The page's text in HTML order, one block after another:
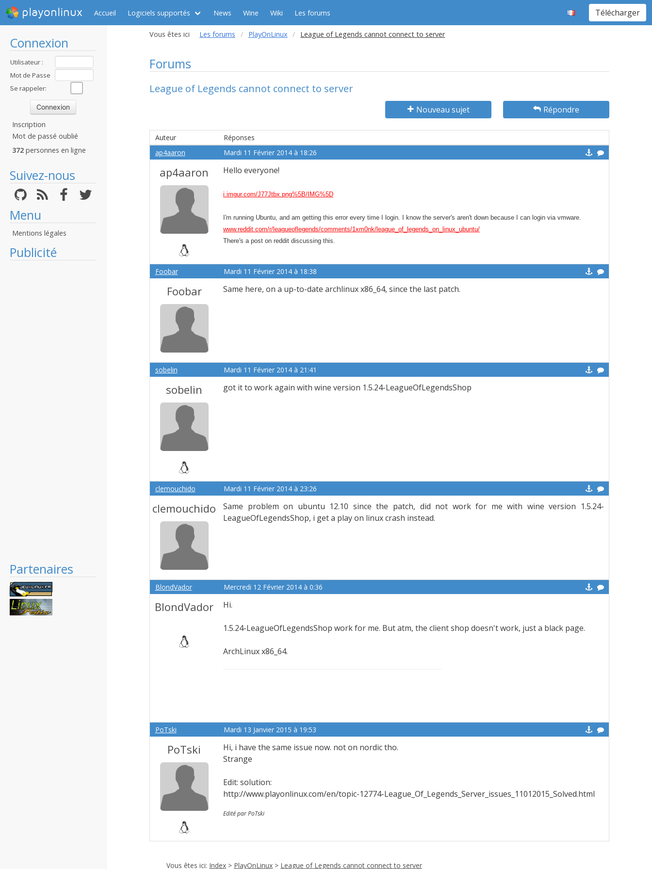
playonlinux Accueil Logiciels supportés News Wine Wiki Les forums Télécharger
Connexion
Utilisateur :
Mot de Passe
:Se rappeler:
Inscription
Mot de passé oublié
372 personnes en ligne
Suivez-nous
Menu
Mentions légales
Publicité
Partenaires
Vous êtes ici Les forums PlayOnLinux League of Legends cannot connect to server
Forums
League of Legends cannot connect to server
Nouveau sujet Répondre
Auteur
Réponses
ap4aaron
Mardi 11 Février 2014 à 18:26
ap4aaron Hello everyone!
i.imgur.com/J77Jtbx.png%5B/IMG%5D
I'm running Ubuntu, and am getting this error every time I login. I know the server's aren't down because I can login via vmware.
www.reddit.com/r/leagueoflegends/comments/1xm0nk/league_of_legends_on_linux_ubuntu/
There's a post on reddit discussing this.
Foobar Mardi 11 Février 2014 à 18:38
Foobar Same here, on a up-to-date archlinux x86_64, since the last patch.
sobelin Mardi 11 Février 2014 à 21:41
sobelin got it to work again with wine version 1.5.24-LeagueOfLegendsShop
clemouchido Mardi 11 Février 2014 à 23:26
clemouchido
Same problem on ubuntu 12.10 since the patch, did not work for me with wine version 1.5.24-
LeagueOfLegendsShop, i get a play on linux crash instead.
BlondVador Mercredi 12 Février 2014 à 0:36
BlondVador Hi.
1.5.24-LeagueOfLegendsShop work for me. But atm, the client shop doesn't work, just a black page.
ArchLinux x86_64.
PoTski Mardi 13 Janvier 2015 à 19:53
PoTski
Hi, i have the same issue now. not on nordic tho.
Strange
Edit: solution:
http://www.playonlinux.com/en/topic-12774-League_Of_Legends_Server_issues_11012015_Solved.html
Edité par PoTski
Vous êtes ici: Index > PlayOnLinux > League of Legends cannot connect to server